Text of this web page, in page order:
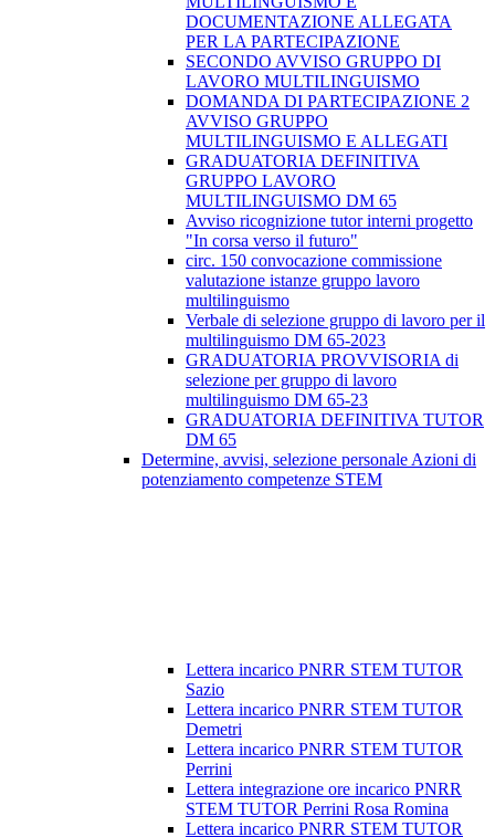
DOCUMENTAZIONE ALLEGATA
PER LA PARTECIPAZIONE
SECONDO AVVISO GRUPPO DI
LAVORO MULTILINGUISMO
DOMANDA DI PARTECIPAZIONE 2
AVVISO GRUPPO
MULTILINGUISMO E ALLEGATI
GRADUATORIA DEFINITIVA
GRUPPO LAVORO
MULTILINGUISMO DM 65
Avviso ricognizione tutor interni progetto
"In corsa verso il futuro"
circ. 150 convocazione commissione
valutazione istanze gruppo lavoro
multilinguismo
Verbale di selezione gruppo di lavoro per il
multilinguismo DM 65-2023
GRADUATORIA PROVVISORIA di
selezione per gruppo di lavoro
multilinguismo DM 65-23
GRADUATORIA DEFINITIVA TUTOR
DM 65
Determine, avvisi, selezione personale Azioni di
potenziamento competenze STEM
Lettera incarico PNRR STEM TUTOR
Sazio
Lettera incarico PNRR STEM TUTOR
Demetri
Lettera incarico PNRR STEM TUTOR
Perrini
Lettera integrazione ore incarico PNRR
STEM TUTOR Perrini Rosa Romina
Lettera incarico PNRR STEM TUTOR